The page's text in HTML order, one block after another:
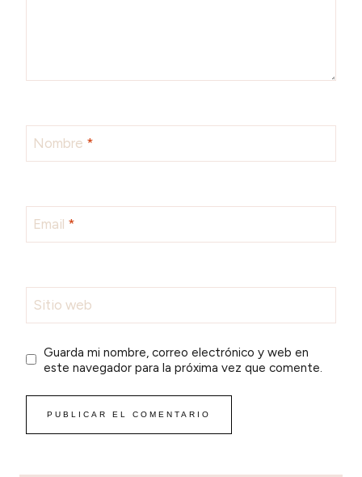
Nombre *
Email *
Sitio web
Guarda mi nombre, correo electrónico y web en
este navegador para la próxima vez que comente.